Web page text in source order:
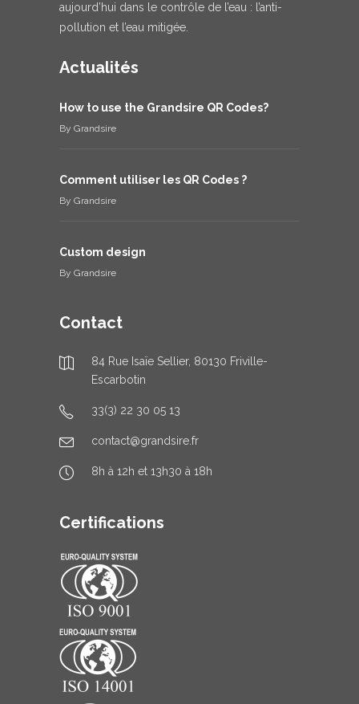
aujourd’hui dans le contrôle de l’eau : l’anti-
pollution et l’eau mitigée.
Actualités
How to use the Grandsire QR Codes?
By Grandsire
Comment utiliser les QR Codes ?
By Grandsire
Custom design
By Grandsire
Contact
84 Rue Isaïe Sellier, 80130 Friville-
Escarbotin
33(3) 22 30 05 13
contact@grandsire.fr
8h à 12h et 13h30 à 18h
Certifications